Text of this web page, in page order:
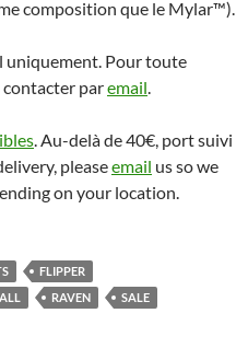
composition que le Mylar™).
uniquement. Pour toute
paremail.
. Au-delà de 40€, port suivi
pleaseemail us so we
on your location.
FLIPPER
RAVEN
SALE